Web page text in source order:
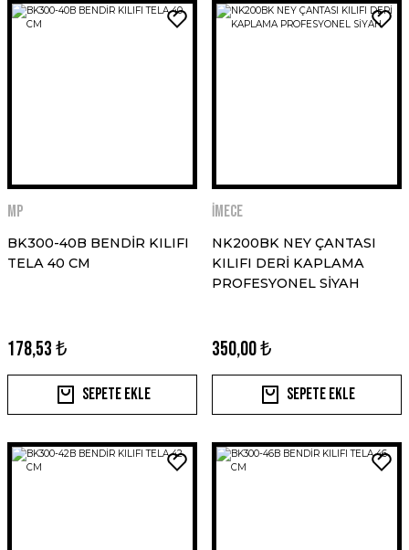
MP
BK300-40B BENDİR KILIFI
TELA 40 CM
178,53 ₺
Sepete Ekle
İMECE
NK200BK NEY ÇANTASI
KILIFI DERİ KAPLAMA
PROFESYONEL SİYAH
350,00 ₺
Sepete Ekle